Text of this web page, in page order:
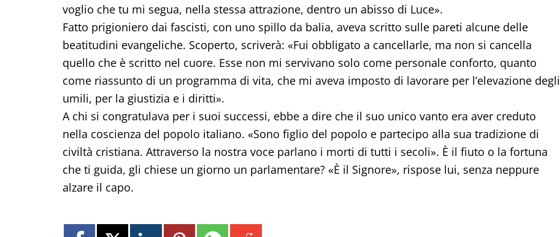
voglio che tu mi segua, nella stessa attrazione, dentro un abisso di Luce».
Fatto prigioniero dai fascisti, con uno spillo da balia, aveva scritto sulle pareti alcune delle
beatitudini evangeliche. Scoperto, scriverà: «Fui obbligato a cancellarle, ma non si cancella
quello che è scritto nel cuore. Esse non mi servivano solo come personale conforto, quanto
come riassunto di un programma di vita, che mi aveva imposto di lavorare per l’elevazione degli
umili, per la giustizia e i diritti».
A chi si congratulava per i suoi successi, ebbe a dire che il suo unico vanto era aver creduto
nella coscienza del popolo italiano. «Sono figlio del popolo e partecipo alla sua tradizione di
civiltà cristiana. Attraverso la nostra voce parlano i morti di tutti i secoli». È il fiuto o la fortuna
che ti guida, gli chiese un giorno un parlamentare? «È il Signore», rispose lui, senza neppure
alzare il capo.